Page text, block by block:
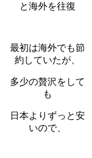
と海外を往復
最初は海外でも節
約していたが、
多少の贅沢をして
も
日本よりずっと安
いので、